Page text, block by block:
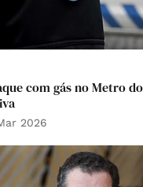
com gás no Metro
2026